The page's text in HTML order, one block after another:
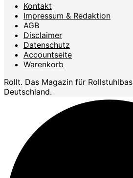
Kontakt
Impressum & Redaktion
AGB
Disclaimer
Datenschutz
Accountseite
Warenkorb
Rollt. Das Magazin für
Deutschland.